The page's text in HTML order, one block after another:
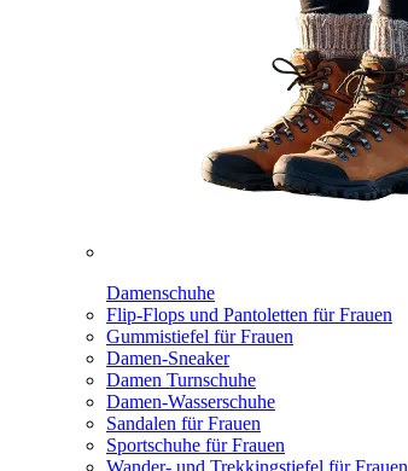
Damenschuhe
Flip-Flops und Pantoletten für Frauen
Gummistiefel für Frauen
Damen-Sneaker
Damen Turnschuhe
Damen-Wasserschuhe
Sandalen für Frauen
Sportschuhe für Frauen
Wander- und Trekkingstiefel für Frauen